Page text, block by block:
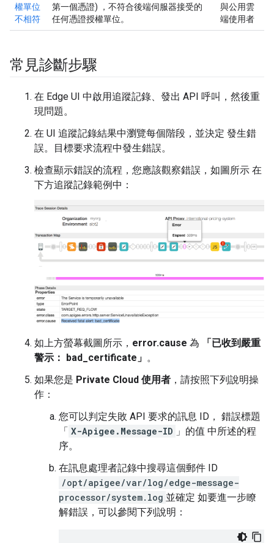
權單位
不相符
第一個憑證) ，不符合後端伺服器接受的
任何憑證授權單位。
與公用雲
端使用者
常見診斷步驟
在 Edge UI 中啟用追蹤記錄、發出 API 呼叫，然後重
現問題。
在 UI 追蹤記錄結果中瀏覽每個階段，並決定 發生錯
誤。目標要求流程中發生錯誤。
檢查顯示錯誤的流程，您應該觀察錯誤，如圖所示 在
下方追蹤記錄範例中：
如上方螢幕截圖所示， error.cause 為
「已收到嚴重
警示： bad_certificate」 。
如果您是 Private Cloud 使用者 ，請按照下列說明操
作：
您可以判定失敗 API 要求的訊息 ID， 錯誤標題
「 X-Apigee.Message-ID 」的值 中所述的程
序。
在訊息處理者記錄中搜尋這個郵件 ID
/opt/apigee/var/log/edge-message-
processor/system.log 並確定 如要進一步瞭
解錯誤，可以參閱下列說明：